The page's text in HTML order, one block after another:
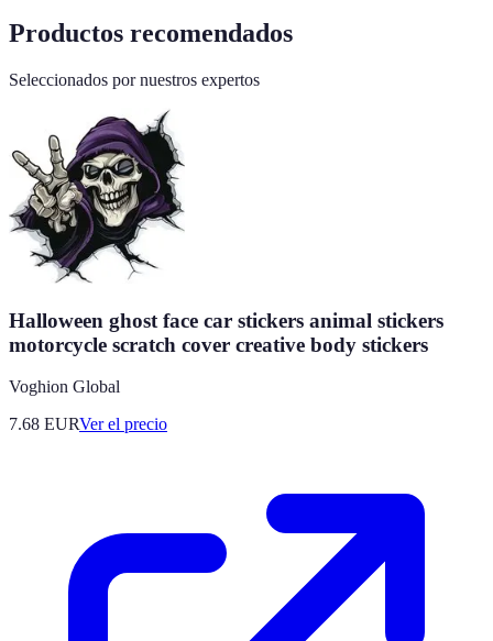
Productos recomendados
Seleccionados por nuestros expertos
Halloween ghost face car stickers animal stickers
motorcycle scratch cover creative body stickers
Voghion Global
7.68 EURVer el precio